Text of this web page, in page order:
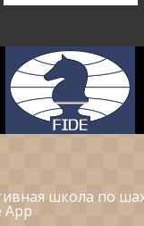
школа по
App